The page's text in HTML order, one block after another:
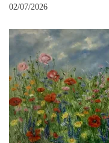
02/07/2026